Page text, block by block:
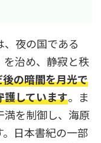
夜の国である
を治め、静寂と秩
の暗闇を月光で
護しています。ま
満を制御し、海原
日本書紀の一部